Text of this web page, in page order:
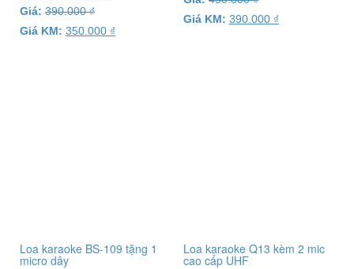
Giá: 390.000₫
Giá KM: 350.000 ₫
Giá KM: 390.000 ₫
Loa karaoke BS-109 tặng 1
micro dây
Loa karaoke Q13 kèm 2 mic
cao cấp UHF